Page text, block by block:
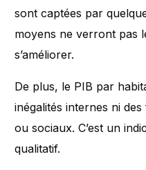
sont captées par
moyens ne verront pas
s’améliorer.
De plus, le PIB par
inégalités internes ni
ou sociaux. C’est un
qualitatif.